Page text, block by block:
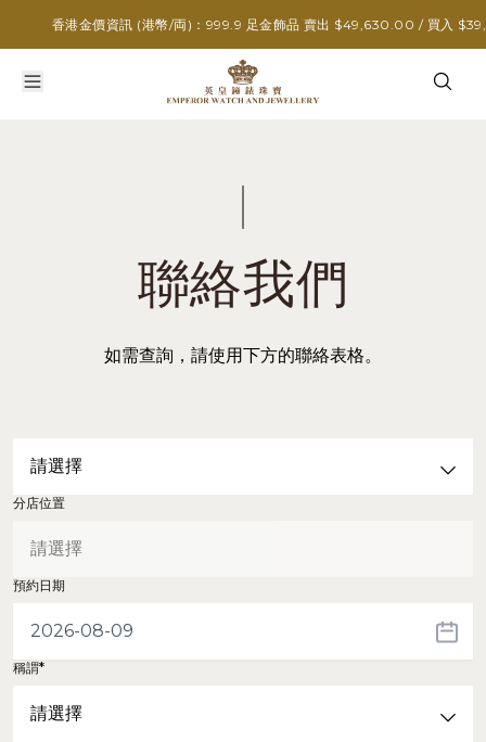
香港金價資訊 (港幣/両)：999.9 足金飾品 賣出 $49,630.00 / 買入
聯絡我們
如需查詢，請使用下方的聯絡表格。
分店位置
預約日期
稱謂*